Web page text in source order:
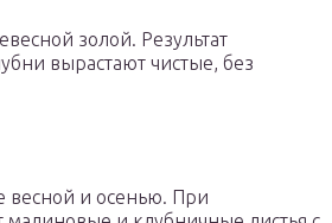
золой. Результат
вырастают чистые, без
весной и осенью. При